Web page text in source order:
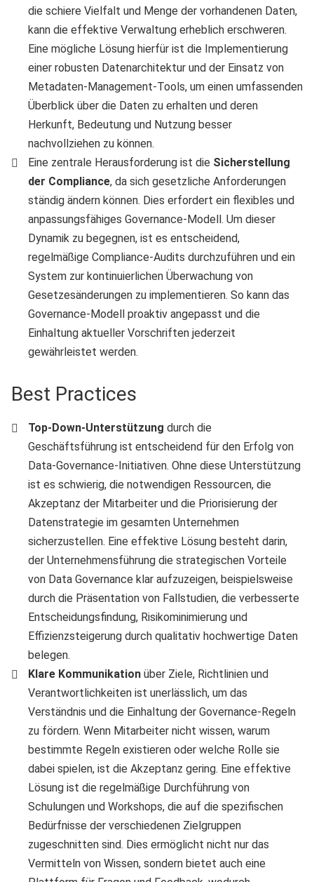
die schiere Vielfalt und Menge der vorhandenen Daten,
kann die effektive Verwaltung erheblich erschweren.
Eine mögliche Lösung hierfür ist die Implementierung
einer robusten Datenarchitektur und der Einsatz von
Metadaten-Management-Tools, um einen umfassenden
Überblick über die Daten zu erhalten und deren
Herkunft, Bedeutung und Nutzung besser
nachvollziehen zu können.
Eine zentrale Herausforderung ist die Sicherstellung
der Compliance, da sich gesetzliche Anforderungen
ständig ändern können. Dies erfordert ein flexibles und
anpassungsfähiges Governance-Modell. Um dieser
Dynamik zu begegnen, ist es entscheidend,
regelmäßige Compliance-Audits durchzuführen und ein
System zur kontinuierlichen Überwachung von
Gesetzesänderungen zu implementieren. So kann das
Governance-Modell proaktiv angepasst und die
Einhaltung aktueller Vorschriften jederzeit
gewährleistet werden.
Best Practices
Top-Down-Unterstützung durch die
Geschäftsführung ist entscheidend für den Erfolg von
Data-Governance-Initiativen. Ohne diese Unterstützung
ist es schwierig, die notwendigen Ressourcen, die
Akzeptanz der Mitarbeiter und die Priorisierung der
Datenstrategie im gesamten Unternehmen
sicherzustellen. Eine effektive Lösung besteht darin,
der Unternehmensführung die strategischen Vorteile
von Data Governance klar aufzuzeigen, beispielsweise
durch die Präsentation von Fallstudien, die verbesserte
Entscheidungsfindung, Risikominimierung und
Effizienzsteigerung durch qualitativ hochwertige Daten
belegen.
Klare Kommunikation über Ziele, Richtlinien und
Verantwortlichkeiten ist unerlässlich, um das
Verständnis und die Einhaltung der Governance-Regeln
zu fördern. Wenn Mitarbeiter nicht wissen, warum
bestimmte Regeln existieren oder welche Rolle sie
dabei spielen, ist die Akzeptanz gering. Eine effektive
Lösung ist die regelmäßige Durchführung von
Schulungen und Workshops, die auf die spezifischen
Bedürfnisse der verschiedenen Zielgruppen
zugeschnitten sind. Dies ermöglicht nicht nur das
Vermitteln von Wissen, sondern bietet auch eine